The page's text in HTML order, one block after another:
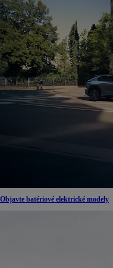
Objavte batériové elektrické modely